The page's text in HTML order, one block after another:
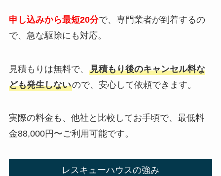
申し込みから最短20分で、専門業者が到着するの
で、急な駆除にも対応。
見積もりは無料で、 見積もり後のキャンセル料な
ども発生しないので、安心して依頼できます。
実際の料金も、他社と比較してお手頃で、最低料
金88,000円〜ご利用可能です。
レスキューハウスの強み